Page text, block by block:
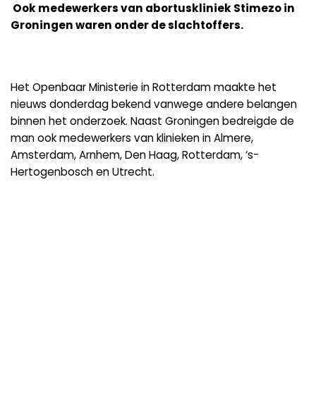
Ook medewerkers van abortuskliniek Stimezo in
Groningen waren onder de slachtoffers.
Het Openbaar Ministerie in Rotterdam maakte het
nieuws donderdag bekend vanwege andere belangen
binnen het onderzoek. Naast Groningen bedreigde de
man ook medewerkers van klinieken in Almere,
Amsterdam, Arnhem, Den Haag, Rotterdam, ‘s-
Hertogenbosch en Utrecht.